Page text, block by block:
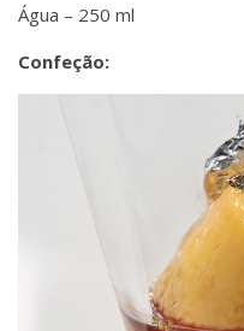
Água – 250 ml
Confeção: